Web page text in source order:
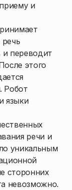
и
и переводит
этого
Робот
языки
речи и
уникальным
сторонних
невозможно.